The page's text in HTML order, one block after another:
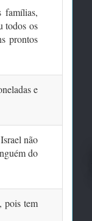
famílias,
todos os
prontos
e
não
do
pois tem